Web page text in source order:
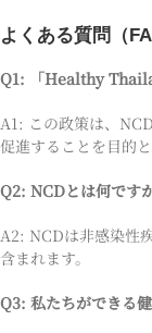
よくある質問（
Q1: 「Healthy
A1: この政策は、
促進することを目的と
Q2: NCDとは何です
A2: NCDは非感染性
含まれます。
Q3: 私たちができる